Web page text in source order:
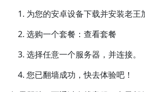
为您的安卓设备下载并安装老王
选购一个套餐：查看套餐
选择任意一个服务器，并连接。
您已翻墙成功，快去体验吧！